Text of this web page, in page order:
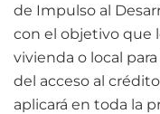
de Impulso al
con el objetivo que
vivienda o local
del acceso al
aplicará en toda la